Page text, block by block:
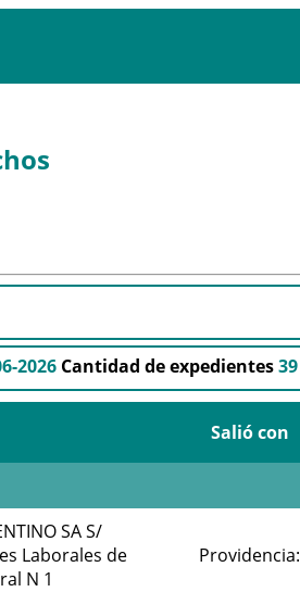
2026 Cantidad de expedientes39
Salió con
SA S/
Laborales de
N 1
Providencia: